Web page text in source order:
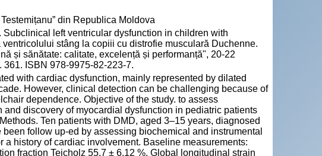
din Republica Moldova
left ventricular dysfunction in children with
stâng la copiii cu distrofie musculară Duchenne.
și sănătate: calitate, excelență și performanță", 20-22
361. ISBN 978-9975-82-223-7.
with cardiac dysfunction, mainly represented by dilated
However, clinical detection can be challenging because of
dependence. Objective of the study. to assess
discovery of myocardial dysfunction in pediatric patients
Ten patients with DMD, aged 3–15 years, diagnosed
follow up-ed by assessing biochemical and instrumental
history of cardiac involvement. Baseline measurements:
fraction Teicholz 55.7 ± 6.12 %. Global longitudinal strain